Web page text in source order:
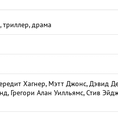
триллер, драма
Хагнер, Мэтт Джонс, Дэвид
Грегори Алан Уилльямс, Стив